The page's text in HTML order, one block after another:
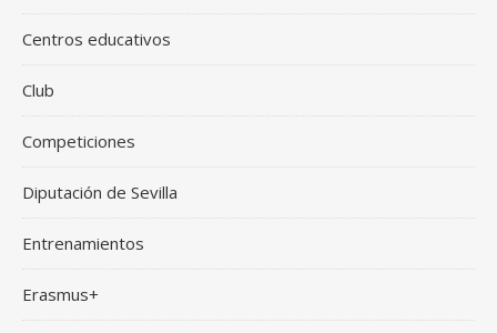
Centros educativos
Club
Competiciones
Diputación de Sevilla
Entrenamientos
Erasmus+